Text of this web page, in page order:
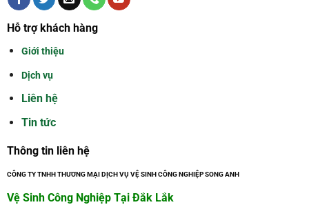
Hỗ trợ khách hàng
Giới thiệu
Dịch vụ
Liên hệ
Tin tức
Thông tin liên hệ
CÔNG TY TNHH THƯƠNG MẠI DỊCH VỤ VỆ SINH CÔNG NGHIỆP SONG ANH
Vệ Sinh Công Nghiệp Tại Đắk Lắk